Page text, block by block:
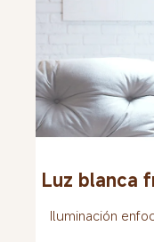
Luz blanca
Iluminación